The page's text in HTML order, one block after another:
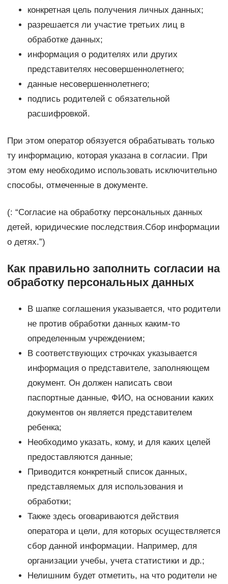
конкретная цель получения личных данных;
разрешается ли участие третьих лиц в
обработке данных;
информация о родителях или других
представителях несовершеннолетнего;
данные несовершеннолетнего;
подпись родителей с обязательной
расшифровкой.
При этом оператор обязуется обрабатывать только
ту информацию, которая указана в согласии. При
этом ему необходимо использовать исключительно
способы, отмеченные в документе.
(: “Согласие на обработку персональных данных
детей, юридические последствия.Сбор информации
о детях.”)
Как правильно заполнить согласии на
обработку персональных данных
В шапке соглашения указывается, что родители
не против обработки данных каким-то
определенным учреждением;
В соответствующих строчках указывается
информация о представителе, заполняющем
документ. Он должен написать свои
паспортные данные, ФИО, на основании каких
документов он является представителем
ребенка;
Необходимо указать, кому, и для каких целей
предоставляются данные;
Приводится конкретный список данных,
представляемых для использования и
обработки;
Также здесь оговариваются действия
оператора и цели, для которых осуществляется
сбор данной информации. Например, для
организации учебы, учета статистики и др.;
Нелишним будет отметить, на что родители не